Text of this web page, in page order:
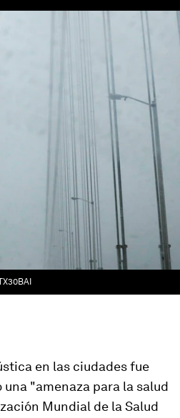
en las ciudades fue
una "amenaza para la salud
Mundial de la Salud